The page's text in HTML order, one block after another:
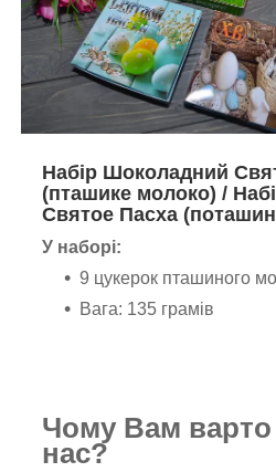
Набір Шоколадний
(пташике молоко) /
Святое Пасха
У наборі:
9 цукерок пташиного
Вага: 135 грамів
Чому Вам
нас?